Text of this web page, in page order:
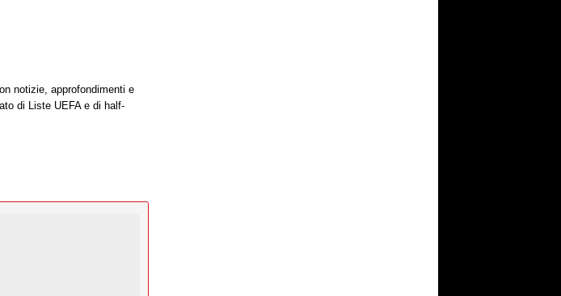
notizie, approfondimenti e
di Liste UEFA e di half-